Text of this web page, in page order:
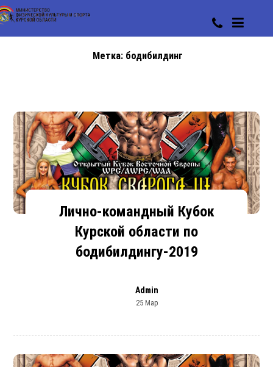
Метка: бодибилдинг
Лично-командный Кубок
Курской области по
бодибилдингу-2019
Admin
25 Мар